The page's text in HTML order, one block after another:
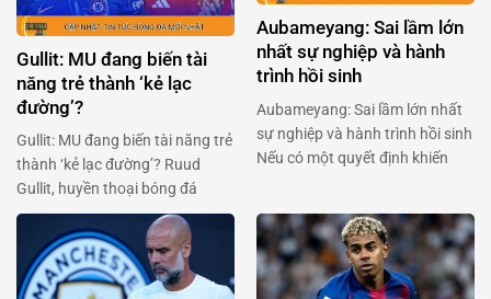
vào 23h00 ngày 13/11. …
League chuẩn bị thông qua một
…
Gullit: MU đang biến tài
năng trẻ thành ‘kẻ lạc
đường’?
Gullit: MU đang biến tài năng trẻ
thành ‘kẻ lạc đường’? Ruud
Gullit, huyền thoại bóng đá
người Hà Lan, gần đây đã gây
bão với phát biểu về Alejandro
Garnacho – tài năng trẻ của
Manchester United. Ông cho
Aubameyang: Sai lầm lớn
nhất sự nghiệp và hành
trình hồi sinh
Aubameyang: Sai lầm lớn nhất
sự nghiệp và hành trình hồi sinh
Nếu có một quyết định khiến
chính là lần chuyển đến Chelsea
vào năm 2022. Chân sút người
Gabon đã dám trải lòng về giai